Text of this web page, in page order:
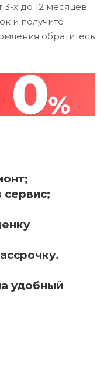
3-х до 12 месяцев.
и получите
обратитесь
сервис;
удобный